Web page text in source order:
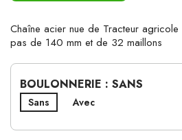
Chaîne acier nue de Tracteur agricole
pas de 140 mm et de 32 maillons
BOULONNERIE : SANS
Sans Avec